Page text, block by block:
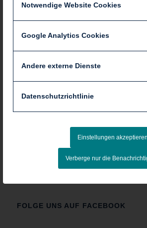
Notwendige Website Cookies
Google Analytics Cookies
Andere externe Dienste
Datenschutzrichtlinie
Einstellungen akzeptieren
Verberge nur die
Tel :: +49 (0)8092 850 485
Fax :: +49 (0)8092 850 487
E-Mailinfo@gyn-grafing.de
FOLGE UNS AUF FACEBOOK